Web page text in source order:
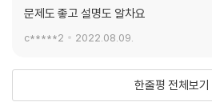
문제도 좋고 설명도 알차요
c*****2 2022.08.09.
한줄평 전체보기